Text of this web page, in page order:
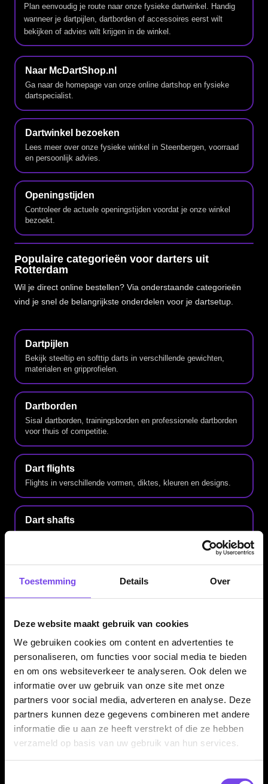
Toestemming Details Over
Deze website maakt gebruik van cookies
We gebruiken cookies om content en advertenties te
personaliseren, om functies voor social media te bieden
en om ons websiteverkeer te analyseren. Ook delen we
informatie over uw gebruik van onze site met onze
partners voor social media, adverteren en analyse. Deze
partners kunnen deze gegevens combineren met andere
informatie die u aan ze heeft verstrekt of die ze hebben
verzameld op basis van uw gebruik van hun services.
Plan eenvoudig je route naar onze fysieke dartwinkel. Handig
wanneer je dartpijlen, dartborden of accessoires eerst wilt
bekijken of advies wilt krijgen in de winkel.
Naar McDartShop.nl
Ga naar de homepage van onze online dartshop en fysieke
dartspecialist.
Dartwinkel bezoeken
Lees meer over onze fysieke winkel in Steenbergen, voorraad
en persoonlijk advies.
Openingstijden
Controleer de actuele openingstijden voordat je onze winkel
bezoekt.
Populaire categorieën voor darters uit
Rotterdam
Wil je direct online bestellen? Via onderstaande categorieën
vind je snel de belangrijkste onderdelen voor je dartsetup.
Dartpijlen
Bekijk steeltip en softtip darts in verschillende gewichten,
materialen en gripprofielen.
Dartborden
Sisal dartborden, trainingsborden en professionele dartborden
voor thuis of competitie.
Dart flights
Flights in verschillende vormen, diktes, kleuren en designs.
Dart shafts
Accessoires voor je dartpijlen, dartbord, scorebord en
speelruimte.
Softtip dartpijlen en onderdelen voor elektronische dartborden.
Complete dartsets
Complete sets en combinaties om direct te starten met darten.
Darts aanbiedingen